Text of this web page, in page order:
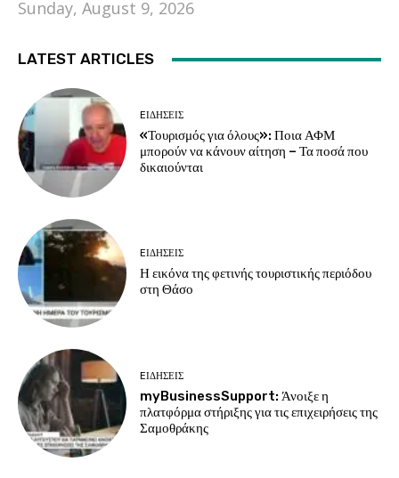
Sunday, August 9, 2026
LATEST ARTICLES
EΙΔΗΣΕΙΣ
«Τουρισμός για όλους»: Ποια ΑΦΜ
μπορούν να κάνουν αίτηση – Τα ποσά που
δικαιούνται
EΙΔΗΣΕΙΣ
Η εικόνα της φετινής τουριστικής περιόδου
στη Θάσο
EΙΔΗΣΕΙΣ
myBusinessSupport: Άνοιξε η
πλατφόρμα στήριξης για τις επιχειρήσεις της
Σαμοθράκης